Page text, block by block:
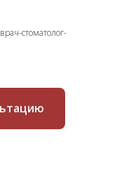
стоматолог-